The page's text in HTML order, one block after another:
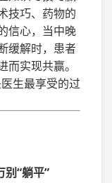
技巧、药物的
信心，当中晚
缓解时，患者
实现共赢。
生最享受的过
别“躺平”